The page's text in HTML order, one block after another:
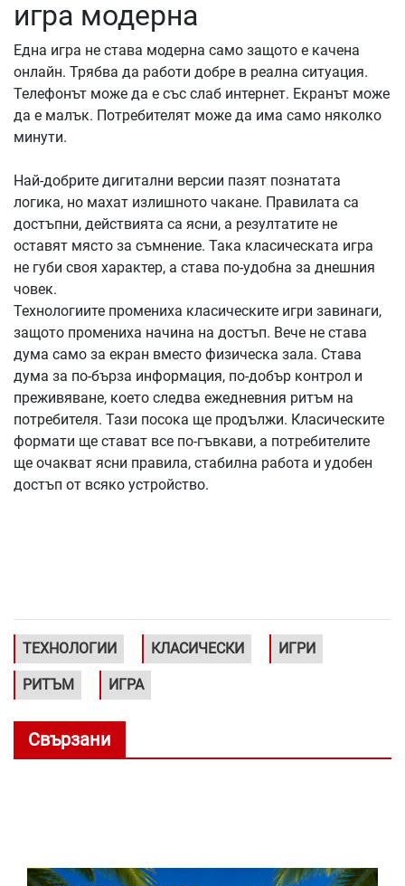
игра модерна
Една игра не става модерна само защото е качена
онлайн. Трябва да работи добре в реална ситуация.
Телефонът може да е със слаб интернет. Екранът може
да е малък. Потребителят може да има само няколко
минути.
Най-добрите дигитални версии пазят познатата
логика, но махат излишното чакане. Правилата са
достъпни, действията са ясни, а резултатите не
оставят място за съмнение. Така класическата игра
не губи своя характер, а става по-удобна за днешния
човек.
Технологиите промениха класическите игри завинаги,
защото промениха начина на достъп. Вече не става
дума само за екран вместо физическа зала. Става
дума за по-бърза информация, по-добър контрол и
преживяване, което следва ежедневния ритъм на
потребителя. Тази посока ще продължи. Класическите
формати ще стават все по-гъвкави, а потребителите
ще очакват ясни правила, стабилна работа и удобен
достъп от всяко устройство.
ТЕХНОЛОГИИ КЛАСИЧЕСКИ ИГРИ
РИТЪМ ИГРА
Свързани